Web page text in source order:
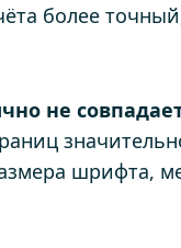
более
не
шрифта,